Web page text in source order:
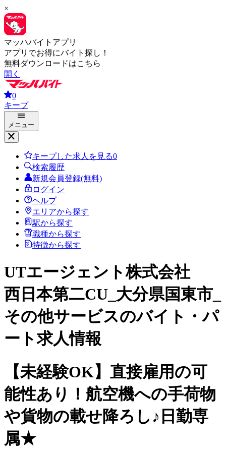
×
マッハバイトアプリ
アプリでお得にバイト探し！
無料ダウンロードはこちら
開く
0
キープ
メニュー
キープした求人を見る0
検索履歴
新規会員登録(無料)
ログイン
ヘルプ
エリアから探す
駅から探す
職種から探す
特徴から探す
UTエージェント株式会社
西日本第二CU_大分県国東市_
その他サービスのバイト・パ
ート求人情報
【未経験OK】直接雇用の可
能性あり！航空機への手荷物
や貨物の載せ降ろし♪日勤専
属★